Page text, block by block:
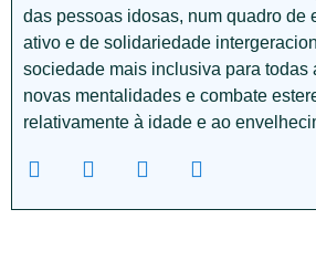
das pessoas idosas, num quadro de
ativo e de solidariedade
sociedade mais inclusiva para todas
novas mentalidades e combate
relativamente à idade e ao